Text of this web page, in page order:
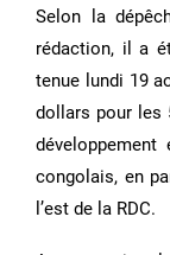
Selon la
rédaction, il a
tenue lundi 19
dollars pour les
congolais, en
l’est de la RDC.